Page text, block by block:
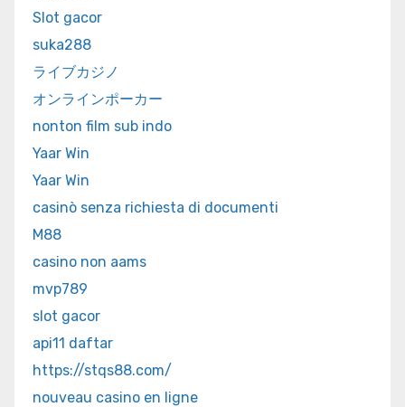
Slot gacor
suka288
ライブカジノ
オンラインポーカー
nonton film sub indo
Yaar Win
Yaar Win
casinò senza richiesta di documenti
M88
casino non aams
mvp789
slot gacor
api11 daftar
https://stqs88.com/
nouveau casino en ligne